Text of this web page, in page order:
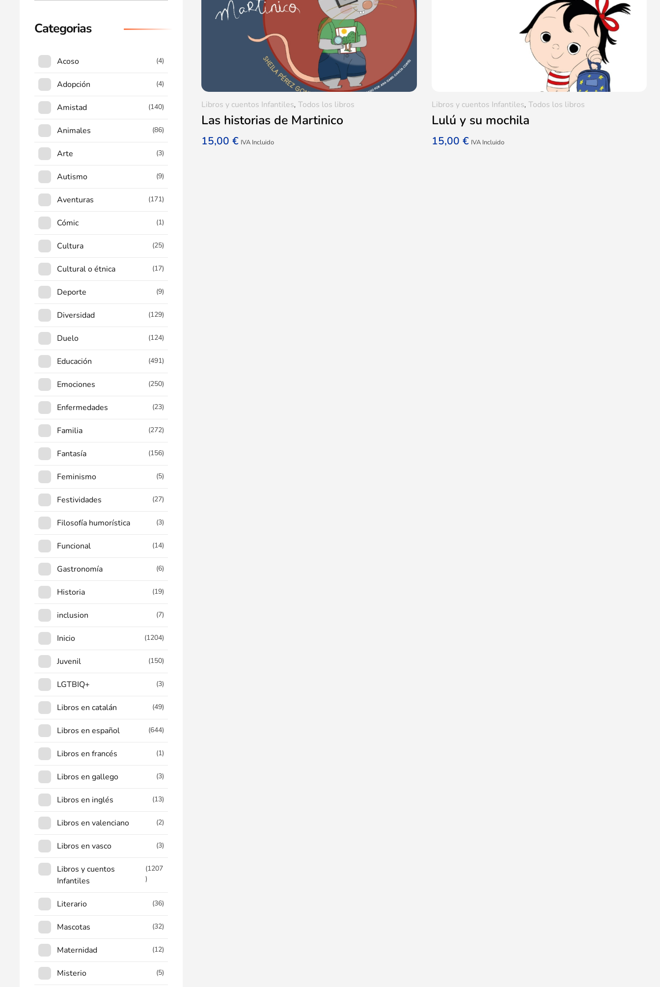
Las historias de Martinico
15,00€ IVA Incluido
Libros y cuentos Infantiles,Todos los libros
Lulú y su mochila
15,00 € IVA Incluido
Libros y cuentos Infantiles, Todos los libros
Categorias
Acoso (4)
Adopción (4)
Amistad (140)
Animales (86)
Arte (3)
Autismo (9)
Aventuras (171)
Cómic (1)
Cultura (25)
Cultural o étnica (17)
Deporte (9)
Diversidad (129)
Duelo (124)
Educación (491)
Emociones (250)
Enfermedades (23)
Familia (272)
Fantasía (156)
Feminismo (5)
Festividades (27)
Filosofía humorística (3)
Funcional (14)
Gastronomía (6)
Historia (19)
inclusion (7)
Inicio (1204)
Juvenil (150)
LGTBIQ+ (3)
Libros en catalán (49)
Libros en español (644)
Libros en francés (1)
Libros en gallego (3)
Libros en inglés (13)
Libros en valenciano (2)
Libros en vasco (3)
Libros y cuentos
Infantiles
(1207
)
Literario (36)
Mascotas (32)
Maternidad (12)
Misterio (5)